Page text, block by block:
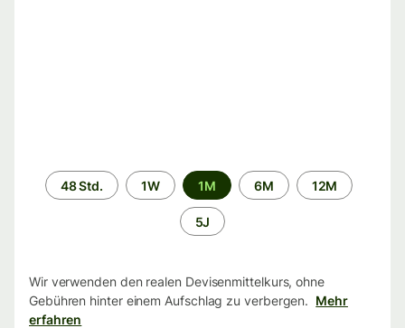
Zeitraum
48 Std. 1W 1M 6M 12M
5J
Wir verwenden den realen Devisenmittelkurs, ohne
Gebühren hinter einem Aufschlag zu verbergen. Mehr
erfahren